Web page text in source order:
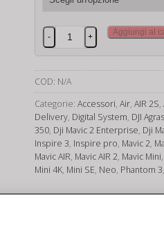
Polo
Pilota
quantità
- +
Aggiungi al
COD: N/A
Categorie: Accessori, Air, AIR 2S,
Delivery, Digital System, DJI Agras
350, Dji Mavic 2 Enterprise, Dji
Inspire 3, Inspire pro, Mavic 2,
Mavic AIR, Mavic AIR 2, Mavic Mini,
Mini 4K, Mini SE, Neo, Phantom 3,